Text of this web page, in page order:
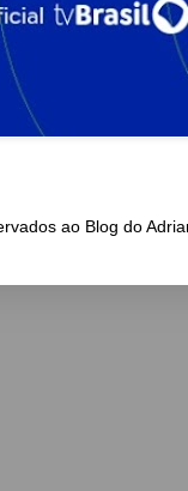
ao Blog do